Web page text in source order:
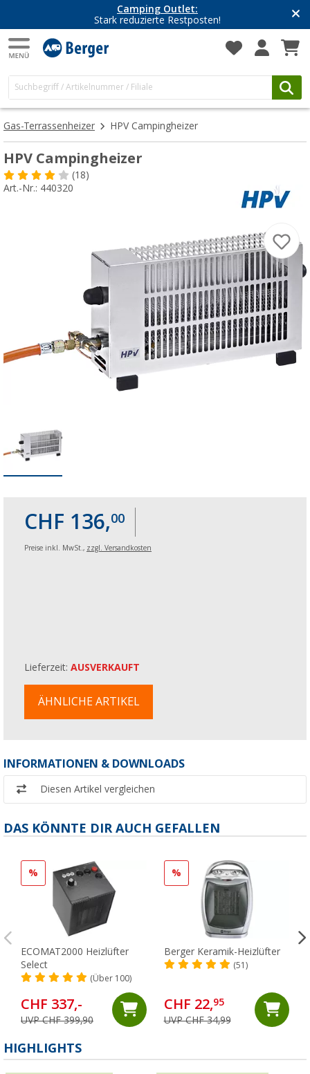
Camping Outlet:
Stark reduzierte Restposten!
Gas-Terrassenheizer HPV Campingheizer
HPV Campingheizer
(18)
Art.-Nr.: 440320
CHF 136,00
Preise inkl. MwSt., zzgl. Versandkosten
Lieferzeit: AUSVERKAUFT
ÄHNLICHE ARTIKEL
INFORMATIONEN & DOWNLOADS
Diesen Artikel vergleichen
DAS KÖNNTE DIR AUCH GEFALLEN
%
ECOMAT2000 Heizlüfter
Select
(Über 100)
CHF 337,-
UVP CHF 399,90
%
Berger Keramik-Heizlüfter
(51)
CHF 22,95
UVP CHF 34,99
HIGHLIGHTS